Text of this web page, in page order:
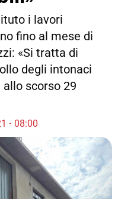
i lavori
fino al mese di
«Si tratta di
degli intonaci
scorso 29
08:00